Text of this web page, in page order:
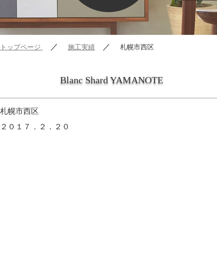
トップページ ／ 施工実績 ／ 札幌市西区
Blanc Shard YAMANOTE
札幌市西区
２０１７．２．２０